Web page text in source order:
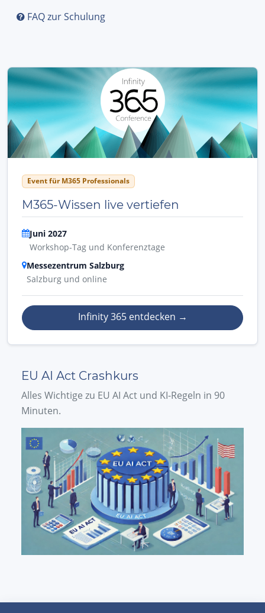
FAQ zur Schulung
Event für M365 Professionals
M365-Wissen live vertiefen
Juni 2027
Workshop-Tag und Konferenztage
Messezentrum Salzburg
Salzburg und online
Infinity 365 entdecken →
EU AI Act Crashkurs
Alles Wichtige zu EU AI Act und KI-Regeln in 90
Minuten.